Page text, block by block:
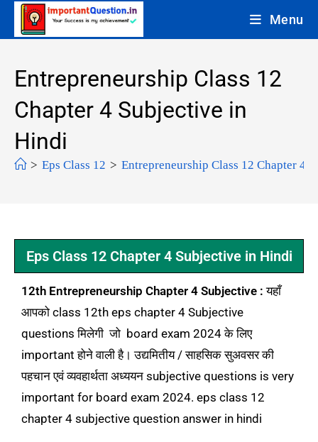
Menu
Entrepreneurship Class 12
Chapter 4 Subjective in
Hindi
> Eps Class 12 > Entrepreneurship Class 12 Chapter 4
Eps Class 12 Chapter 4 Subjective in Hindi
12th Entrepreneurship Chapter 4 Subjective : यहाँ
आपको class 12th eps chapter 4 Subjective
questions मिलेगी जो board exam 2024 के लिए
important होने वाली है। उद्यमितीय / साहसिक सुअवसर की
पहचान एवं व्यवहार्थता अध्ययन subjective questions is very
important for board exam 2024. eps class 12
chapter 4 subjective question answer in hindi